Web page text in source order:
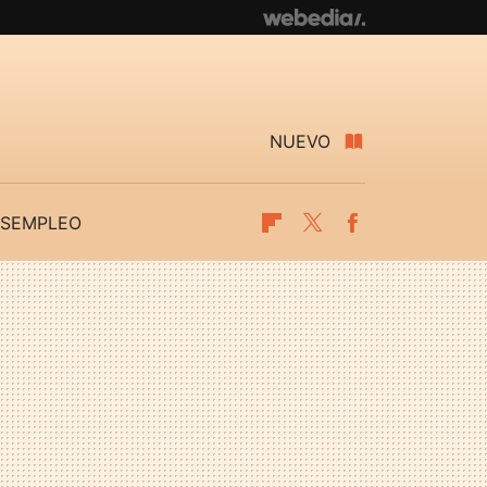
NUEVO
Flipboard
Twitter